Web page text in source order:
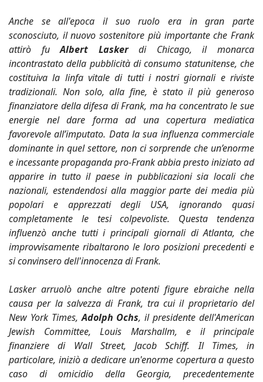
Anche se all'epoca il suo ruolo era in gran parte
sconosciuto, il nuovo sostenitore più importante che Frank
attirò fuAlbert Laskerdi Chicago, il monarca
incontrastato della pubblicità di consumo statunitense, che
costituiva la linfa vitale di tutti i nostri giornali e riviste
tradizionali. Non solo, alla fine, è stato il più generoso
finanziatore della difesa di Frank, ma ha concentrato le sue
energie nel dare forma ad una copertura mediatica
favorevole all’imputato. Data la sua influenza commerciale
dominante in quel settore, non ci sorprende che un’enorme
e incessante propaganda pro-Frank abbia presto iniziato ad
apparire in tutto il paese in pubblicazioni sia locali che
nazionali, estendendosi alla maggior parte dei media più
popolari e apprezzati degli USA, ignorando quasi
completamente le tesi colpevoliste. Questa tendenza
influenzò anche tutti i principali giornali di Atlanta, che
improvvisamente ribaltarono le loro posizioni precedenti e
si convinsero dell'innocenza di Frank.
Lasker arruolò anche altre potenti figure ebraiche nella
causa per la salvezza di Frank, tra cui il proprietario del
New York Times,Adolph Ochs, il presidente dell'American
Jewish Committee, Louis Marshallm, e il principale
finanziere di Wall Street, Jacob Schiff. Il Times, in
particolare, iniziò a dedicare un'enorme copertura a questo
caso di omicidio della Georgia, precedentemente